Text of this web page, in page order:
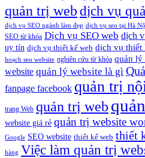
quản trị web dịch vụ
dịch vụ SEO ngành làm đẹp dịch vụ seo tại Hà
SEO từ khóa Dịch vụ SEO web dịch
uy tín dịch vụ thiết kế web dịch vụ thiết
hoạch seo website nghiên cứu từ khóa quản lý
website quản lý website là gì
fanpage facebook quản trị
trang Web quản trị web
website giá rẻ quản trị website
Google SEO website thiết kế web thiết
hàng Việc làm quản trị